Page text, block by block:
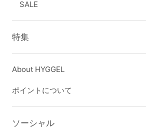
SALE
特集
About HYGGEL
ポイントについて
ソーシャル